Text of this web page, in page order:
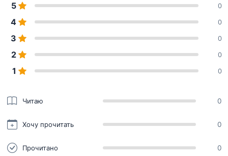
5 0
4 0
3 0
2 0
1 0
Читаю 0
Хочу прочитать 0
Прочитано 0